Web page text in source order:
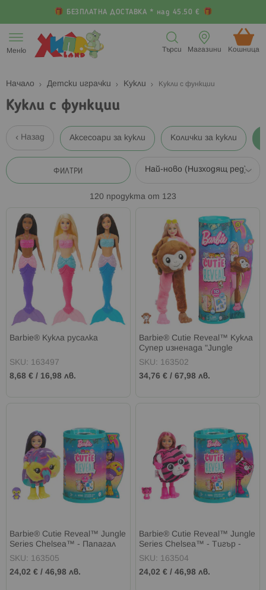
БЕЗПЛАТНА ДОСТАВКА * над 45.50 €
към
съдържанието
Меню Кошница (
Магазини
Търси
Начало Детски играчки Кукли Кукли с функции
Кукли с функции
Назад Аксесоари за кукли Колички за кукли
ФИЛТРИ
120 продукта от 123
Barbie® Кукла русалка
SKU: 163497
8,68 € / 16,98 лв.
Barbie® Cutie Reveal™ Кукла
Супер изненада "Jungle
Series" - Маймуна
SKU: 163502
34,76 € /67,98 лв.
Barbie® Cutie Reveal™ Jungle
Series Chelsea™ - Папагал
Тукан - изненада
SKU: 163505
24,02 € / 46,98 лв.
Barbie® Cutie Reveal™ Jungle
Series Chelsea™ - Тигър -
изненада
SKU: 163504
24,02 € /46,98 лв.